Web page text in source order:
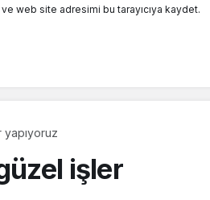
web site adresimi bu tarayıcıya kaydet.
yapıyoruz
işler